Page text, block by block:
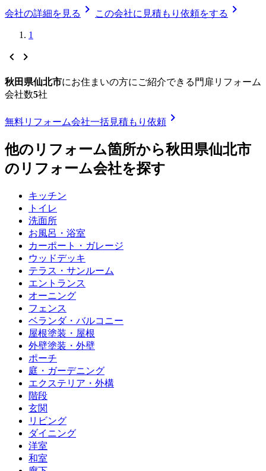
会社の詳細を見る chevron_right この会社に見積もり依頼をする chevron_right
1
chevron_left chevron_right
秋田県仙北市にお住まいの方にご紹介できる 門扉リフォーム
会社数5社
無料リフォーム会社一括見積もり依頼 chevron_right
他のリフォーム箇所から秋田県仙北市
のリフォーム会社を探す
キッチン
トイレ
洗面所
お風呂・浴室
カーポート・ガレージ
ウッドデッキ
テラス・サンルーム
エントランス
オーニング
フェンス
ベランダ・バルコニー
屋根塗装・屋根
外壁塗装・外壁
ポーチ
庭・ガーデニング
エクステリア・外構
階段
玄関
リビング
ダイニング
洋室
和室